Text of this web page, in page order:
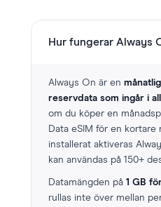
Hur fungerar Always
Always On är en
reservdata som ingår i
om du köper en
Data eSIM för en kortare
installerat aktiveras
kan användas på 150+
Datamängden på 1 GB
rullas inte över mellan